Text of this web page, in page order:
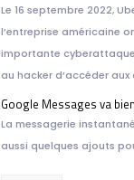
Le 16 septembre 2022,
l’entreprise américaine
importante
au hacker d’accéder
Google Messages va
La messagerie
aussi quelques ajouts